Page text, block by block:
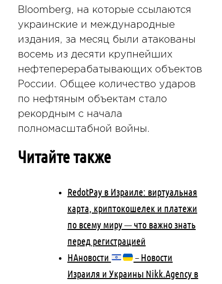
Bloomberg, на которые ссылаются
украинские и международные
издания, за месяц были атакованы
восемь из десяти крупнейших
нефтеперерабатывающих объектов
России. Общее количество ударов
по нефтяным объектам стало
рекордным с начала
полномасштабной войны.
Читайте также
RedotPay в Израиле: виртуальная
карта, криптокошелек и платежи
по всему миру — что важно знать
перед регистрацией
НАновости
– Новости
Израиля и Украины Nikk.Agency в